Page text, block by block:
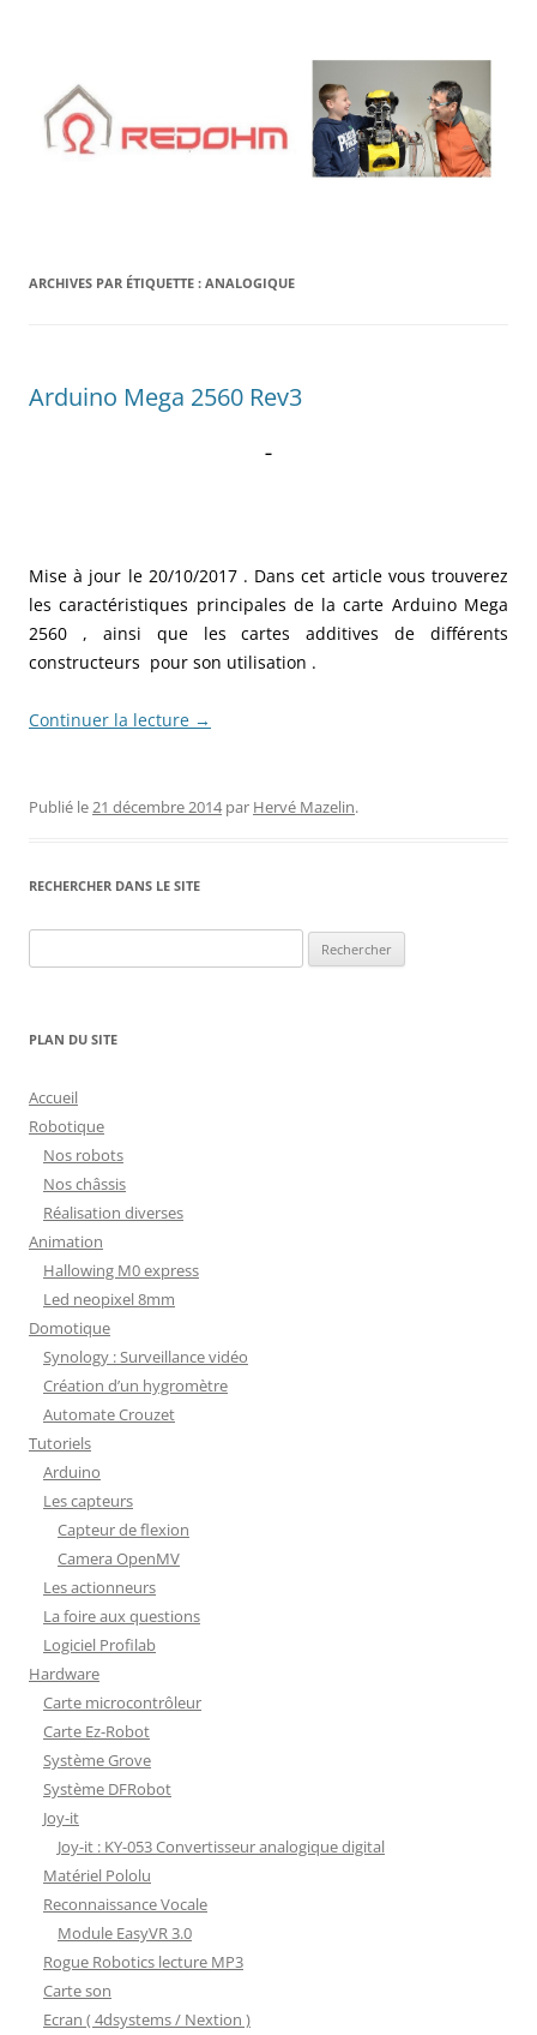
ARCHIVES PAR ÉTIQUETTE : ANALOGIQUE
Arduino Mega 2560 Rev3
–
Mise à jour le 20/10/2017 . Dans cet article vous trouverez
les caractéristiques principales de la carte Arduino Mega
2560 , ainsi que les cartes additives de différents
constructeurs pour son utilisation .
Continuer la lecture →
Publié le 21 décembre 2014par Hervé Mazelin.
RECHERCHER DANS LE SITE
PLAN DU SITE
Accueil
Robotique
Nos robots
Nos châssis
Réalisation diverses
Animation
Hallowing M0 express
Led neopixel 8mm
Domotique
Synology : Surveillance vidéo
Création d’un hygromètre
Automate Crouzet
Tutoriels
Arduino
Les capteurs
Capteur de flexion
Camera OpenMV
Les actionneurs
La foire aux questions
Logiciel Profilab
Hardware
Carte microcontrôleur
Carte Ez-Robot
Système Grove
Système DFRobot
Joy-it
Joy-it : KY-053 Convertisseur analogique digital
Matériel Pololu
Reconnaissance Vocale
Module EasyVR 3.0
Rogue Robotics lecture MP3
Carte son
Ecran ( 4dsystems / Nextion )